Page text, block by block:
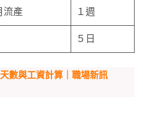
流產 １週
５日
數與工資計算｜職場新訊